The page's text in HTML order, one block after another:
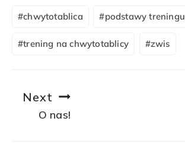
Tags:
#chwytotablica #podstawy treningu
#trening na chwytotablicy #zwis
Nawigacja
wpisu
Next
O nas!